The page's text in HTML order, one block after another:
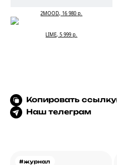
2MOOD, 16 980 р.
LIME, 5 999 р.
Копировать ссылку
Наш телеграм
#журнал